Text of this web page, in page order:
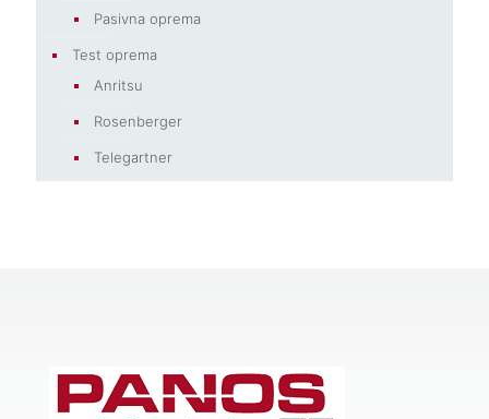
Pasivna oprema
Test oprema
Anritsu
Rosenberger
Telegartner